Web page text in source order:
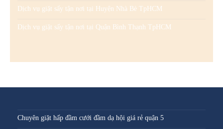
Dịch vụ giặt sấy tận nơi tại Huyện Nhà Bè TpHCM
Dịch vụ giặt sấy tận nơi tại Quận Bình Thạnh TpHCM
Chuyên giặt hấp đầm cưới đầm dạ hội giá rẻ quận 5